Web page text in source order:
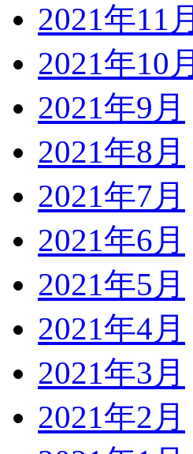
2021年11月
2021年10月
2021年9月
2021年8月
2021年7月
2021年6月
2021年5月
2021年4月
2021年3月
2021年2月